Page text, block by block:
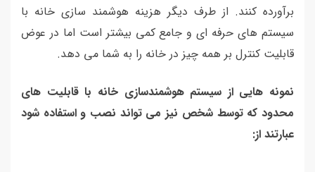
برآورده کنند. از طرف دیگر هزینه هوشمند سازی خانه با
سیستم های حرفه ای و جامع کمی بیشتر است اما در عوض
قابلیت کنترل بر همه چیز در خانه را به شما می دهد.
نمونه هایی از سیستم هوشمندسازی خانه با قابلیت های
محدود که توسط شخص نیز می تواند نصب و استفاده شود
عبارتند از: